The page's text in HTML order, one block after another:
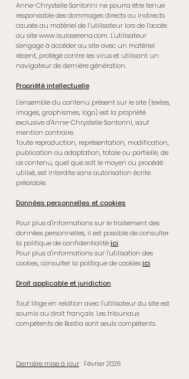
Anne-Chrystelle Santorini ne pourra être tenue
responsable des dommages directs ou indirects
causés au matériel de l’utilisateur lors de l’accès
au sitewww.isulaserena.com. L'utilisateur
s'engage à accéder au site avec un matériel
récent, protégé contre les virus et utilisant un
navigateur de dernière génération.
Propriété intellectuelle​
L'ensemble du contenu présent sur le site (textes,
images, graphismes, logo) est la propriété
exclusive d'Anne-Chrystelle Santorini, sauf
mention contraire.
Toute reproduction, représentation, modification,
publication ou adaptation, totale ou partielle, de
ce contenu, quel que soit le moyen ou procédé
utilisé, est interdite sans autorisation écrite
préalable.
Données personnelles et cookies
Pour plus d'informations sur le traitement des
données personnelles, il est possible de consulter
la politique de confidentialitéici.
Pour plus d'informations sur l'utilisation des
cookies, consulter la politique de cookiesici.
Droit applicable et juridiction
Tout litige en relation avec l'utilisateur du site est
soumis au droit français. Les tribunaux
compétents de Bastia sont seuls compétents.
Dernière mise à jour: Février 2026